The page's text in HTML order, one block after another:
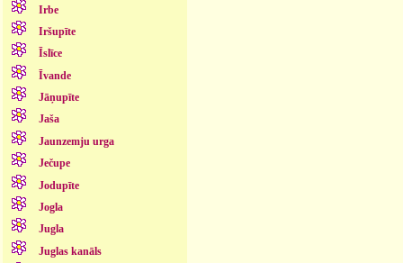
Irbe
Iršupīte
Īslīce
Īvande
Jāņupīte
Jaša
Jaunzemju urga
Ječupe
Jodupīte
Jogla
Jugla
Juglas kanāls